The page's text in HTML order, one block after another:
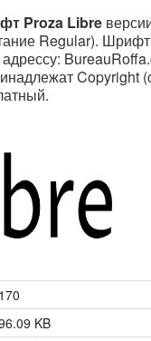
Proza Libre
Regular).
170
KB